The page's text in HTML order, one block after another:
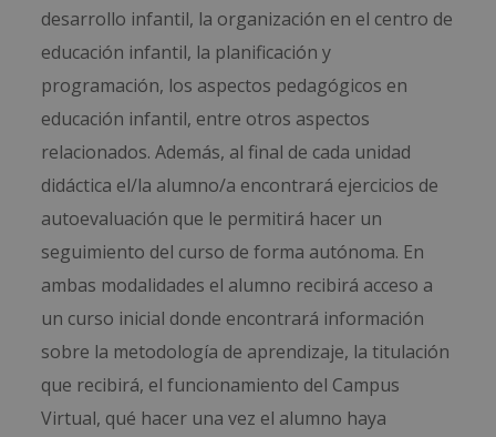
desarrollo infantil, la organización en el centro de
educación infantil, la planificación y
programación, los aspectos pedagógicos en
educación infantil, entre otros aspectos
relacionados. Además, al final de cada unidad
didáctica el/la alumno/a encontrará ejercicios de
autoevaluación que le permitirá hacer un
seguimiento del curso de forma autónoma. En
ambas modalidades el alumno recibirá acceso a
un curso inicial donde encontrará información
sobre la metodología de aprendizaje, la titulación
que recibirá, el funcionamiento del Campus
Virtual, qué hacer una vez el alumno haya